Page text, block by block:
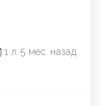
1 л. 5 мес. назад